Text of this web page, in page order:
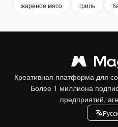
жареное мясо гриль
Креативная платформа для
Более 1 миллиона
предприятий,